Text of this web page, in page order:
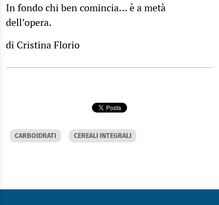
In fondo chi ben comincia… è a metà
dell’opera.
di Cristina Florio
CARBOIDRATI CEREALI INTEGRALI